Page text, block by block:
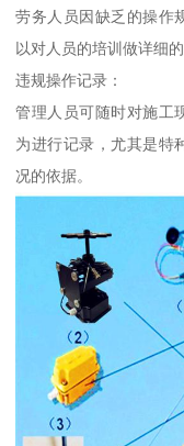
劳务人员因缺乏的操作
以对人员的培训做详细的
违规操作记录：
管理人员可随时对施工
为进行记录，尤其是特
况的依据。